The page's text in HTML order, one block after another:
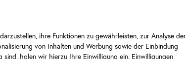
ihre Funktionen zu gewährleisten, zur Analyse
von Inhalten und Werbung sowie der Einbindung
holen wir hierzu Ihre Einwilligung ein. Einwilligungen